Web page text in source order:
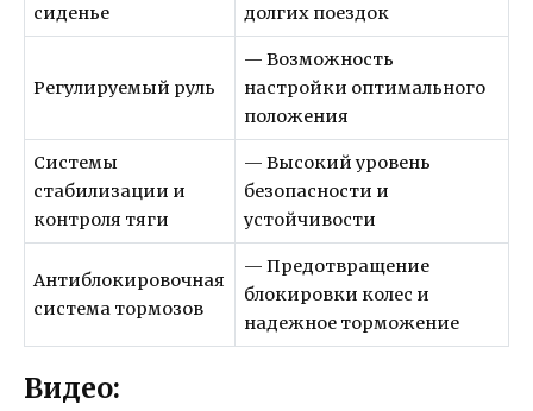
сиденье
долгих поездок
Регулируемый руль
— Возможность
настройки оптимального
положения
Системы
стабилизации и
контроля тяги
— Высокий уровень
безопасности и
устойчивости
Антиблокировочная
система тормозов
— Предотвращение
блокировки колес и
надежное торможение
Видео: